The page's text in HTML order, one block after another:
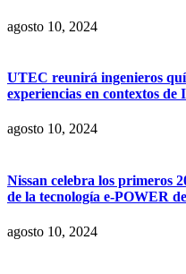
agosto 10, 2024
UTEC reunirá ingenieros
experiencias en contextos de
agosto 10, 2024
Nissan celebra los primeros
de la tecnología e-POWER
agosto 10, 2024